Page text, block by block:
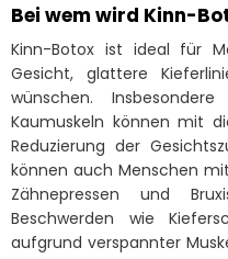
Bei wem wird Kinn-
Kinn-Botox ist ideal für
Gesicht, glattere
wünschen.
Kaumuskeln können mit
Reduzierung der
können auch Menschen
Zähnepressen und
Beschwerden wie
aufgrund verspannter